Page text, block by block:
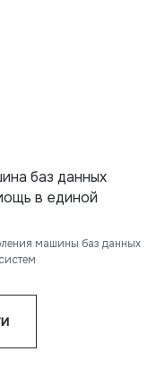
баз данных
в единой
машины баз данных